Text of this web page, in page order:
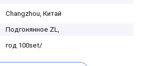
Changzhou, Китай
Подгонянное ZL,
год 100set/